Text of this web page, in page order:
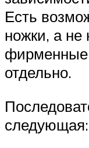
Есть
ножки, а не
фирменные
отдельно.
следующая: